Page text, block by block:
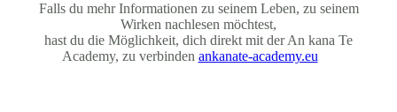
Falls du mehr Informationen zu seinem Leben, zu seinem
Wirken nachlesen möchtest,
hast du die Möglichkeit, dich direkt mit der An kana Te
Academy, zu verbinden ankanate-academy.eu